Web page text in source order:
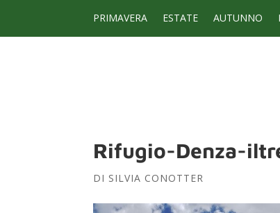
PRIMAVERA ESTATE AUTUNNO
Rifugio-Denza-
DI SILVIA CONOTTER